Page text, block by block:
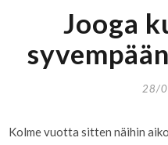
Jooga
28/
Kolme vuotta sitten näihin